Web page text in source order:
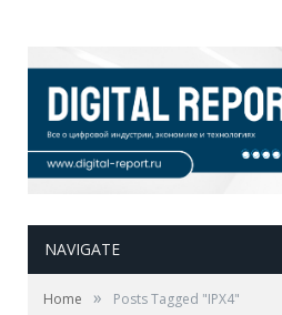
NAVIGATE
Home » Posts Tagged "IPX4"